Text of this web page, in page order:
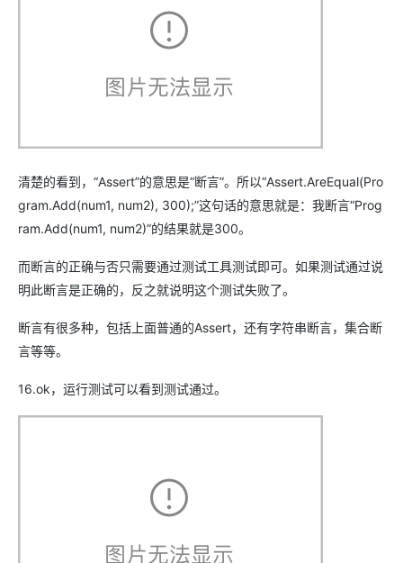
清楚的看到，“Assert”的意思是“断言”。所以“Assert.AreEqual(Pro
gram.Add(num1, num2), 300);”这句话的意思就是：我断言“Prog
ram.Add(num1, num2)”的结果就是300。
而断言的正确与否只需要通过测试工具测试即可。如果测试通过说
明此断言是正确的，反之就说明这个测试失败了。
断言有很多种，包括上面普通的Assert，还有字符串断言，集合断
言等等。
16.ok，运行测试可以看到测试通过。